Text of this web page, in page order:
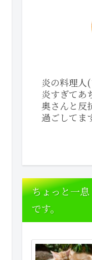
炎の料理人
炎すぎてあ
奥さんと反
過ごしてま
ちょっと一
です。